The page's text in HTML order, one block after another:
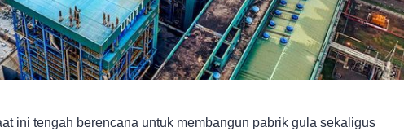
ini tengah berencana untuk membangun pabrik gula sekaligus